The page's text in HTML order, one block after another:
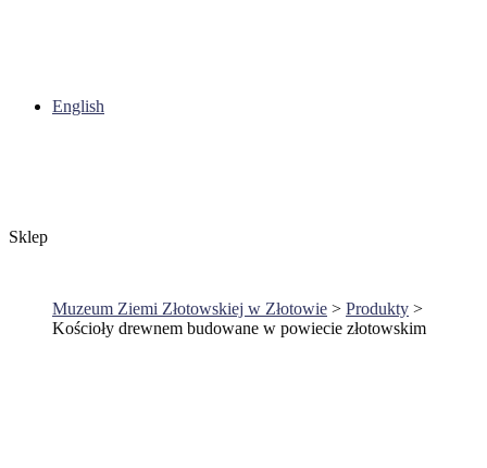
English
Sklep
Muzeum Ziemi Złotowskiej w Złotowie > Produkty >
Kościoły drewnem budowane w powiecie złotowskim